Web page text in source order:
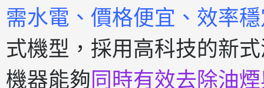
需水電、價格便宜、效率
式機型，採用高科技的新
機器能夠 同時有效去除油